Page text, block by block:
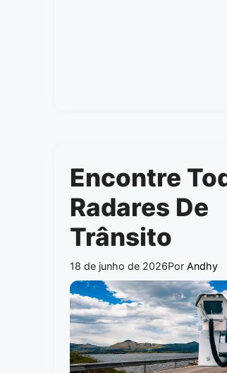
Encontre
Radares De
Trânsito
18 de junho de 2026Por Andhy